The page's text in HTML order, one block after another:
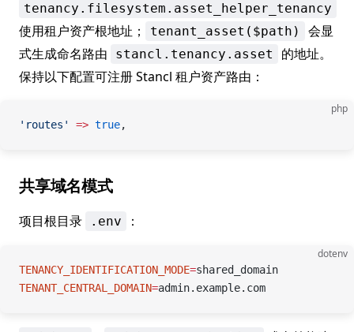
tenancy.filesystem.asset_helper_tenancy
使用租户资产根地址； tenant_asset($path)
会显
式生成命名路由
stancl.tenancy.asset
的地址。
保持以下配置可注册 Stancl 租户资产路由：
php
'routes' => true,
共享域名模式
项目根目录 .env ：
dotenv
TENANCY_IDENTIFICATION_MODE=shared_domain
TENANT_CENTRAL_DOMAIN=admin.example.com